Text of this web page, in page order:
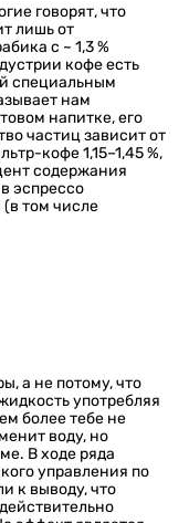
говорят, что
лишь от
с ~ 1,3 %
кофе есть
специальным
нам
напитке, его
частиц зависит от
кофе 1,15–1,45 %,
содержания
эспрессо
том числе
а не потому, что
употребляя
более тебе не
воду, но
В ходе ряда
управления по
к выводу, что